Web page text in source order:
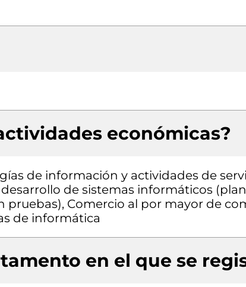
económicas?
de información y actividades de
de sistemas informáticos
pruebas), Comercio al por mayor de
de informática
en el que se